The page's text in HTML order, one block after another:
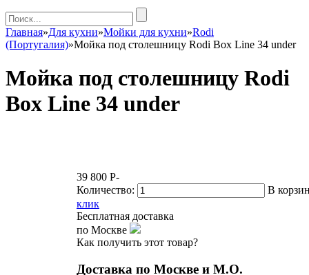
Главная»Для кухни»Мойки для кухни»Rodi
(Португалия)»Мойка под столешницу Rodi Box Line 34 under
Мойка под столешницу Rodi
Box Line 34 under
39 800 P-
Количество:
В
клик
Бесплатная доставка
по Москве
Как получить этот товар?
Доставка по Москве и М.О.